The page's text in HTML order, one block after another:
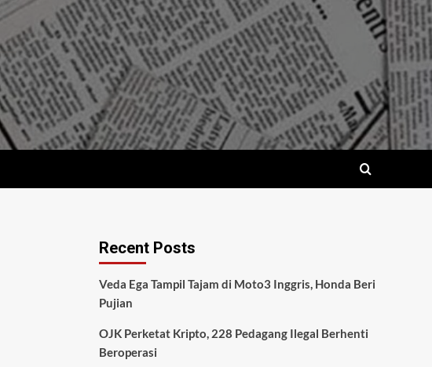
Recent Posts
Veda Ega Tampil Tajam di Moto3 Inggris, Honda Beri
Pujian
OJK Perketat Kripto, 228 Pedagang Ilegal Berhenti
Beroperasi